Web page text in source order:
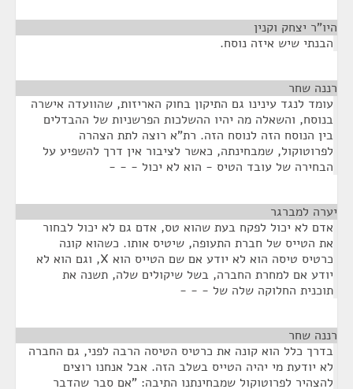
היו"ר יצחק וקנין
הבנתי שיש איזה נוסח.
רננה שחר
עומד לנגד עינינו גם התיקון בחוק האריזות, שהוועדה אישרה
בנוסח, והשאלה מה יהיו ההשלכות הפרשניות של ההבדלים
בין הנוסח הזה לנוסח הזה. רת"א רוצה לתת הצהרה
לפרוטוקול, שמבחינתה, כאשר לציבור אין דרך להשפיע על
הבחירה של עובד הטיס - הוא לא יכול - - -
יערה למברגר
אדם לא יכול לפקח בעת שהוא טס, אדם גם לא יכול לבחור
את הטייס של חברת התעופה, שיטיס אותו. כשהוא קונה
כרטיס טיסה הוא לא יודע אם שם הטייס הוא X, וגם הוא לא
יודע אם למחרת החברה, בשל שיקולים שלה, תשנה את
תוכנית החלוקה שלה של - - -
רננה שחר
בדרך כלל הוא קונה את כרטיס הטיסה הרבה לפני, גם החברה
לא יודעת מי יהיה הטייס בשלב הזה. אבל אנחנו רוצים
להצהיר לפרוטוקול שמבחינתנו התיבה: "אם סבר שהדבר